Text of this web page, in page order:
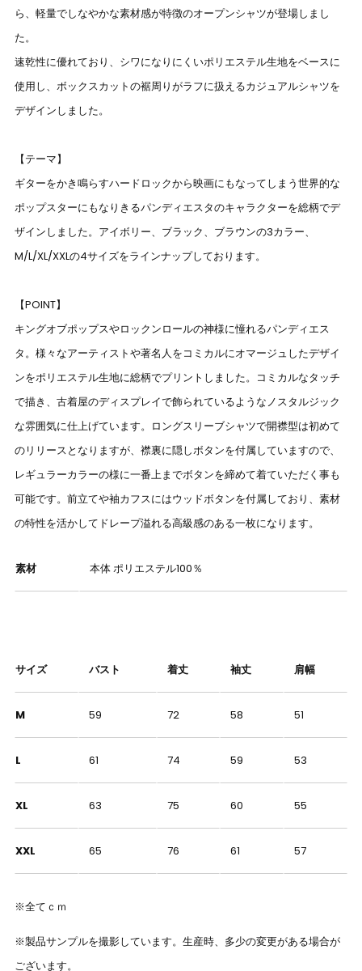
ら、軽量でしなやかな素材感が特徴のオープンシャツが登場しまし
た。
速乾性に優れており、シワになりにくいポリエステル生地をベースに
使用し、ボックスカットの裾周りがラフに扱えるカジュアルシャツを
デザインしました。
【テーマ】
ギターをかき鳴らすハードロックから映画にもなってしまう世界的な
ポップスターにもなりきるパンディエスタのキャラクターを総柄でデ
ザインしました。アイボリー、ブラック、ブラウンの3カラー、
M/L/XL/XXLの4サイズをラインナップしております。
【POINT】
キングオブポップスやロックンロールの神様に憧れるパンディエス
タ。様々なアーティストや著名人をコミカルにオマージュしたデザイ
ンをポリエステル生地に総柄でプリントしました。コミカルなタッチ
で描き、古着屋のディスプレイで飾られているようなノスタルジック
な雰囲気に仕上げています。ロングスリーブシャツで開襟型は初めて
のリリースとなりますが、襟裏に隠しボタンを付属していますので、
レギュラーカラーの様に一番上までボタンを締めて着ていただく事も
可能です。前立てや袖カフスにはウッドボタンを付属しており、素材
の特性を活かしてドレープ溢れる高級感のある一枚になります。
素材 本体 ポリエステル100％
サイズ バスト 着丈 袖丈 肩幅
M 59 72 58 51
L 61 74 59 53
XL 63 75 60 55
XXL 65 76 61 57
※全てｃｍ
※製品サンプルを撮影しています。生産時、多少の変更がある場合が
ございます。